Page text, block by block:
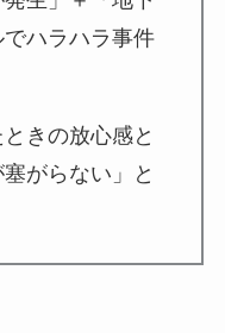
ハラハラ事件
きの放心感と
がらない」と